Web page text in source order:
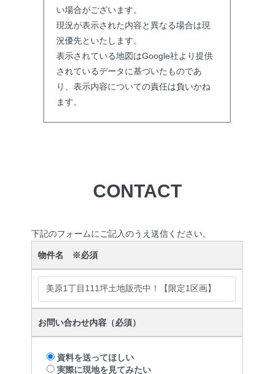
い場合がございます。
現況が表示された内容と異なる場合は現
況優先といたします。
表示されている地図はGoogle社より提供
されているデータに基づいたものであ
り、表示内容についての責任は負いかね
ます。
CONTACT
下記のフォームにご記入のうえ送信ください。
物件名 ※必須
お問い合わせ内容（必須）
資料を送ってほしい
実際に現地を見てみたい